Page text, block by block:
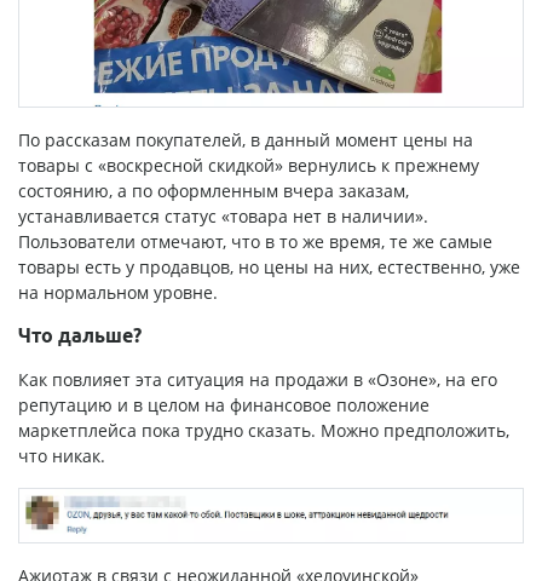
По рассказам покупателей, в данный момент цены на
товары с «воскресной скидкой» вернулись к прежнему
состоянию, а по оформленным вчера заказам,
устанавливается статус «товара нет в наличии».
Пользователи отмечают, что в то же время, те же самые
товары есть у продавцов, но цены на них, естественно, уже
на нормальном уровне.
Что дальше?
Как повлияет эта ситуация на продажи в «Озоне», на его
репутацию и в целом на финансовое положение
маркетплейса пока трудно сказать. Можно предположить,
что никак.
Ажиотаж в связи с неожиданной «хелоуинской»